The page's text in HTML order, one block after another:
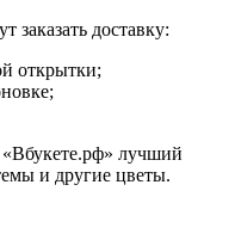
заказать доставку:
открытки;
лучший
и другие цветы.